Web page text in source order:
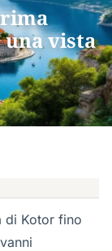
una vista
di Kotor fino